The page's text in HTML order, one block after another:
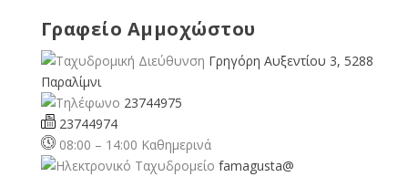
Γραφείο Αμμοχώστου
Γρηγόρη Αυξεντίου 3, 5288
Παραλίμνι
23744975
23744974
08:00 – 14:00 Καθημερινά
famagusta@